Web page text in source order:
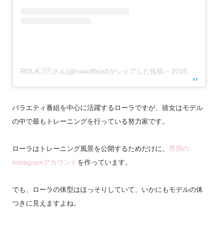
ROLA🇯🇵さん(@rolaofficial)がシェアした投稿 – 2018年10月月19日午後7時52分PDT
バラエティ番組を中心に活躍するローラですが、彼女はモデル
の中で最もトレーニングを行っている努力家です。
ローラはトレーニング風景を公開するためだけに、 専用の
Instagramアカウント を作っています。
でも、ローラの体型はほっそりしていて、いかにもモデルの体
つきに見えますよね。